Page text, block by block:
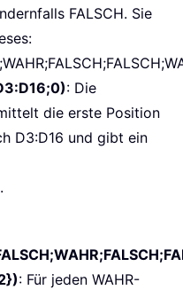
FALSCH. Sie
: Die
die erste Position
D3:D16 und gibt ein
: Für jeden WAHR-